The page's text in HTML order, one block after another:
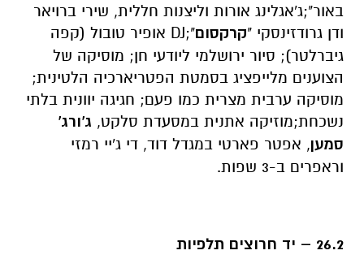
באור";ג'אגלינג אורות וליצנות חללית, שירי ברויאר
ודן גרודזינסקי "קרקסום
";DJ אופיר טובול (קפה
גיברלטר); סיור ירושלמי ליודעי חן; מוסיקה של
הצוענים מלייפציג בסמטת הפטריארכיה הלטינית;
מוסיקה ערבית מצרית כמו פעם; חגיגה יוונית בלתי
נשכחת;מוזיקה אתנית במסעדת סלקט, ג'ורג'
סמען, אפטר פארטי במגדל דוד, די ג'יי רמזי
וראפרים ב-3 שפות.
26.2 – יד חרוצים תלפיות